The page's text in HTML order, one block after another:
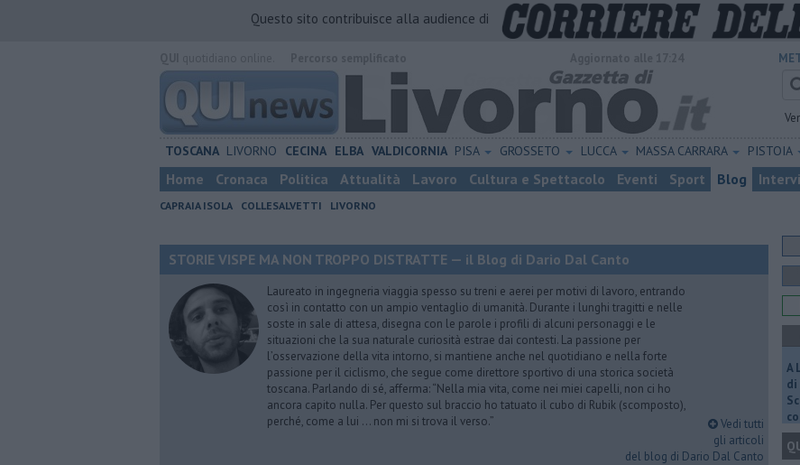
Questo sito contribuisce alla audience di
TOSCANA LIVORNO CECINA ELBA VALDICORNIA PISA GROSSETO LUCCA MASSA CARRARA PISTOIA
Home Cronaca Politica Attualità Lavoro Cultura e Spettacolo Eventi Sport Blog
CAPRAIA ISOLA COLLESALVETTI LIVORNO
STORIE VISPE MA NON TROPPO DISTRATTE — il Blog di Dario Dal Canto
Laureato in ingegneria viaggia spesso su treni e aerei per motivi di lavoro, entrando
così in contatto con un ampio ventaglio di umanità. Durante i lunghi tragitti e nelle
soste in sale di attesa, disegna con le parole i profili di alcuni personaggi e le
situazioni che la sua naturale curiosità estrae dai contesti. La passione per
l’osservazione della vita intorno, si mantiene anche nel quotidiano e nella forte
passione per il ciclismo, che segue come direttore sportivo di una storica società
toscana. Parlando di sé, afferma: “Nella mia vita, come nei miei capelli, non ci ho
ancora capito nulla. Per questo sul braccio ho tatuato il cubo di Rubik (scomposto),
perché, come a lui … non mi si trova il verso.”
Vedi tutti
gli articoli
del blog di Dario Dal Canto
A
di